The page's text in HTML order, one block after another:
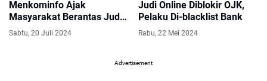
Menkominfo Ajak
Masyarakat Berantas Judi
Online
Sabtu, 20 Juli 2024
Judi Online Diblokir OJK,
Pelaku Di-blacklist Bank
Rabu, 22 Mei 2024
Advertisement